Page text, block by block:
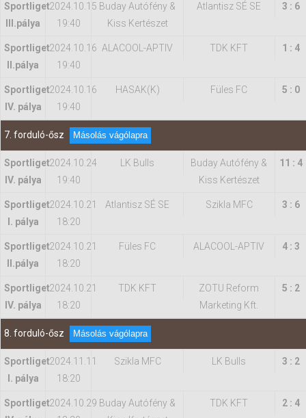
Sportliget
IIl.pálya
2024.10.15
19:40
Buday Autófény &
Kiss Kertészet
Atlantisz SÉ SE 3 : 6
Sportliget
II.pálya
2024.10.16
19:40
ALACOOL-APTIV TDK KFT 1 : 4
Sportliget
IV. pálya
2024.10.16
19:40
HASAK(K) Füles FC 5 : 0
7. forduló-ősz Másolás vágólapra
Sportliget
IV. pálya
2024.10.24
19:40
LK Bulls
Buday Autófény &
Kiss Kertészet
11 : 4
Sportliget
I. pálya
2024.10.21
18:20
Atlantisz SÉ SE Szikla MFC 3 : 6
Sportliget
II.pálya
2024.10.21
18:20
Füles FC ALACOOL-APTIV 4 : 3
Sportliget
IV. pálya
2024.10.21
18:20
TDK KFT
ZOTU Reform
Marketing Kft.
5 : 2
8. forduló-ősz Másolás vágólapra
Sportliget
I. pálya
2024.11.11
18:20
Szikla MFC LK Bulls 3 : 2
Sportliget2024.10.29 Buday Autófény &
TDK KFT 2 : 4